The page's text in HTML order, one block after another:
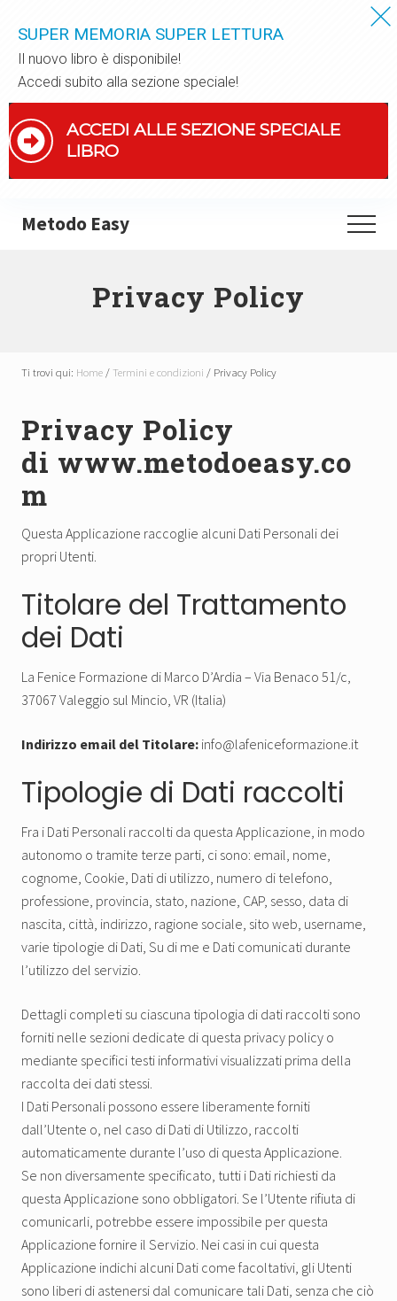
Metodo Easy
lettura
Menu
Privacy Policy
Ti trovi qui: Home / Termini e condizioni / Privacy Policy
Privacy Policy
di www.metodoeasy.co
m
Questa Applicazione raccoglie alcuni Dati Personali dei
propri Utenti.
Titolare del Trattamento
dei Dati
La Fenice Formazione di Marco D’Ardia – Via Benaco 51/c,
37067 Valeggio sul Mincio, VR (Italia)
Indirizzo email del Titolare: info@lafeniceformazione.it
Tipologie di Dati raccolti
Fra i Dati Personali raccolti da questa Applicazione, in modo
autonomo o tramite terze parti, ci sono: email, nome,
cognome, Cookie, Dati di utilizzo, numero di telefono,
professione, provincia, stato, nazione, CAP, sesso, data di
nascita, città, indirizzo, ragione sociale, sito web, username,
varie tipologie di Dati, Su di me e Dati comunicati durante
l’utilizzo del servizio.
Dettagli completi su ciascuna tipologia di dati raccolti sono
forniti nelle sezioni dedicate di questa privacy policy o
mediante specifici testi informativi visualizzati prima della
raccolta dei dati stessi.
I Dati Personali possono essere liberamente forniti
dall’Utente o, nel caso di Dati di Utilizzo, raccolti
automaticamente durante l’uso di questa Applicazione.
Se non diversamente specificato, tutti i Dati richiesti da
questa Applicazione sono obbligatori. Se l’Utente rifiuta di
comunicarli, potrebbe essere impossibile per questa
Applicazione fornire il Servizio. Nei casi in cui questa
Applicazione indichi alcuni Dati come facoltativi, gli Utenti
sono liberi di astenersi dal comunicare tali Dati, senza che ciò
SUPER MEMORIA SUPER LETTURA
Il nuovo libro è disponibile!
Accedi subito alla sezione speciale!
ACCEDI ALLE SEZIONE SPECIALE
LIBRO